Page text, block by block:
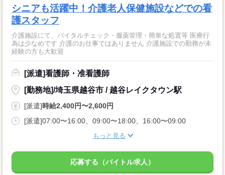
シニアも活躍中！介護老人保健施設などでの看
護スタッフ
介護施設にて、バイタルチェック・服薬管理・簡単な処置等 医療行
為は少なめです 介護のお仕事ではありません 介護施設での勤務が未
経験の方も大歓迎
[派遣]看護師・准看護師
[勤務地]/埼玉県越谷市 / 越谷レイクタウン駅
[派遣]時給2,400円〜2,600円
[派遣]07:00〜16:00、09:00〜18:00、16:00〜09:00
もっと見る
応募する（バイトル求人）